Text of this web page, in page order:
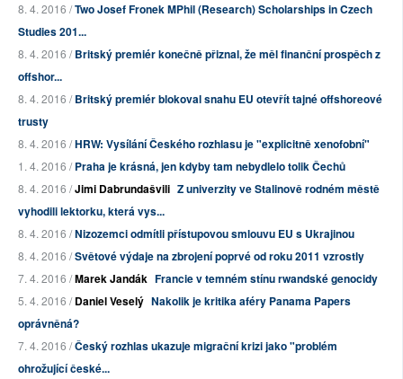
8. 4. 2016 /Two Josef Fronek MPhil (Research) Scholarships in Czech
Studies 201...
8. 4. 2016 /Britský premiér konečně přiznal, že měl finanční prospěch z
offshor...
8. 4. 2016 /Britský premiér blokoval snahu EU otevřít tajné offshoreové
trusty
8. 4. 2016 /HRW: Vysílání Českého rozhlasu je "explicitně xenofobní"
1. 4. 2016 /Praha je krásná, jen kdyby tam nebydlelo tolik Čechů
8. 4. 2016 /Jimi Dabrundašvili Z univerzity ve Stalinově rodném městě
vyhodili lektorku, která vys...
8. 4. 2016 /Nizozemci odmítli přístupovou smlouvu EU s Ukrajinou
8. 4. 2016 /Světové výdaje na zbrojení poprvé od roku 2011 vzrostly
7. 4. 2016 /Marek Jandák Francie v temném stínu rwandské genocidy
5. 4. 2016 /Daniel Veselý Nakolik je kritika aféry Panama Papers
oprávněná?
7. 4. 2016 /Český rozhlas ukazuje migrační krizi jako "problém
ohrožující české...